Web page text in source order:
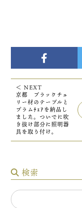
＜ NEXT
京都 ブラックチェ
リー材のテーブルと
プラムﾁｪｱを納品し
ました。ついでに吹
き抜け部分に照明器
具を取り付け。
検索